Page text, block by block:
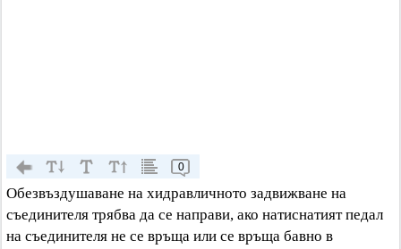
0
Обезвъздушаване на хидравличното задвижване на
съединителя трябва да се направи, ако натиснатият педал
на съединителя не се връща или се връща бавно в